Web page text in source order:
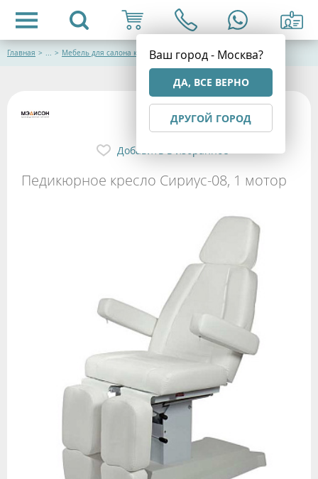
Ваш город - Москва?
ДА, ВСЕ ВЕРНО
ДРУГОЙ ГОРОД
Главная > ... > Мебель для салона красоты
Педикюрное кресло Сириус-08, 1 мотор
Добавить в избранное